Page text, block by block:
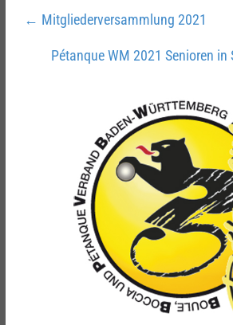
← Mitgliederversammlung 2021
Pétanque WM 2021 Senioren in